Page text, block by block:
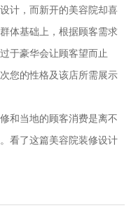
，而新开的美容院却喜
体基础上，根据顾客需求
于豪华会让顾客望而止
您的性格及该店所需展示
当地的顾客消费是离不
看了这篇美容院装修设计